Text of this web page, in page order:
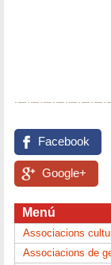
Facebook
Google+
Menú
Associacions
Associacions de